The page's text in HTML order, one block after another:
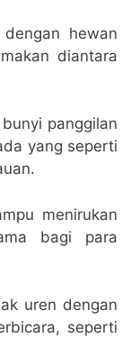
hewan
diantara
panggilan
yang seperti
menirukan
bagi para
uren dengan
seperti